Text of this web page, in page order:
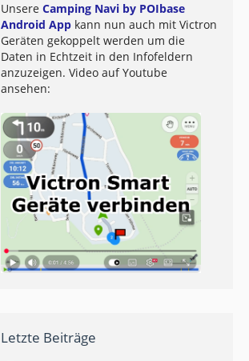
Unsere Camping Navi by POIbase
Android App kann nun auch mit Victron
Geräten gekoppelt werden um die
Daten in Echtzeit in den Infofeldern
anzuzeigen. Video auf Youtube
ansehen:
Letzte Beiträge